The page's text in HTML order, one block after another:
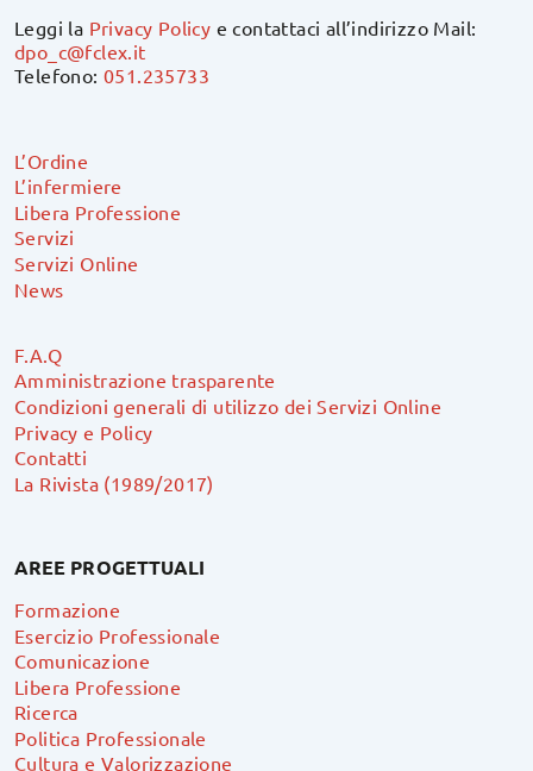
Leggi la Privacy Policy e contattaci all’indirizzo Mail:
dpo_c@fclex.it
Telefono:051.235733
L’Ordine
L’infermiere
Libera Professione
Servizi
Servizi Online
News
F.A.Q
Amministrazione trasparente
Condizioni generali di utilizzo dei Servizi Online
Privacy e Policy
Contatti
La Rivista (1989/2017)
AREE PROGETTUALI
Formazione
Esercizio Professionale
Comunicazione
Libera Professione
Ricerca
Politica Professionale
Cultura e Valorizzazione